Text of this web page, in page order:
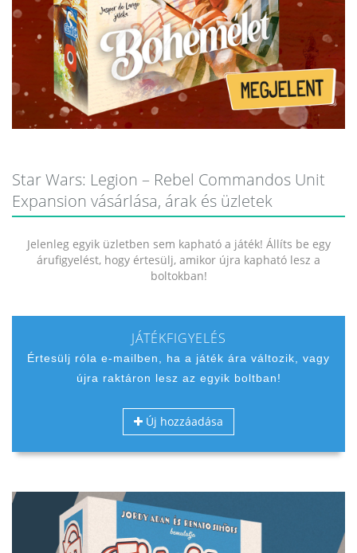
Star Wars: Legion – Rebel Commandos Unit
Expansion vásárlása, árak és üzletek
Jelenleg egyik üzletben sem kapható a játék! Állíts be egy
árufigyelést, hogy értesülj, amikor újra kapható lesz a
boltokban!
JÁTÉKFIGYELÉS
Értesülj róla e-mailben, ha a játék ára változik, vagy
újra raktáron lesz az egyik boltban!
Új hozzáadása